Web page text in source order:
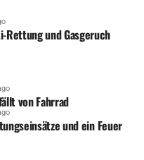
Rettung und Gasgeruch
von Fahrrad
und ein Feuer